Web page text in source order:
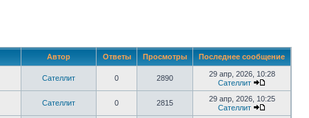
Автор Ответы Просмотры Последнее сообщение
Сателлит 0 2890
29 апр, 2026, 10:28
Сателлит
Сателлит 0 2815
29 апр, 2026, 10:25
Сателлит